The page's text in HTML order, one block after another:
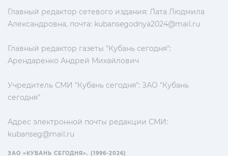
Главный редактор сетевого издания: Лата Людмила
Александровна, почта: kubansegodnya2024@mail.ru
Главный редактор газеты "Кубань сегодня":
Арендаренко Андрей Михайлович
Учредитель СМИ "Кубань сегодня": ЗАО "Кубань
сегодня"
Адрес электронной почты редакции СМИ:
kubanseg@mail.ru
ЗАО «КУБАНЬ СЕГОДНЯ». (1996-2026)